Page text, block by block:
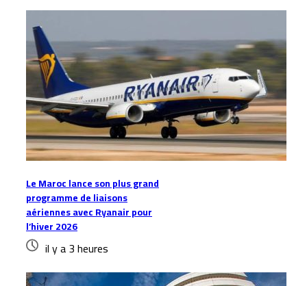
Le Maroc lance son plus grand
programme de liaisons
aériennes avec Ryanair pour
l’hiver 2026
il y a 3 heures